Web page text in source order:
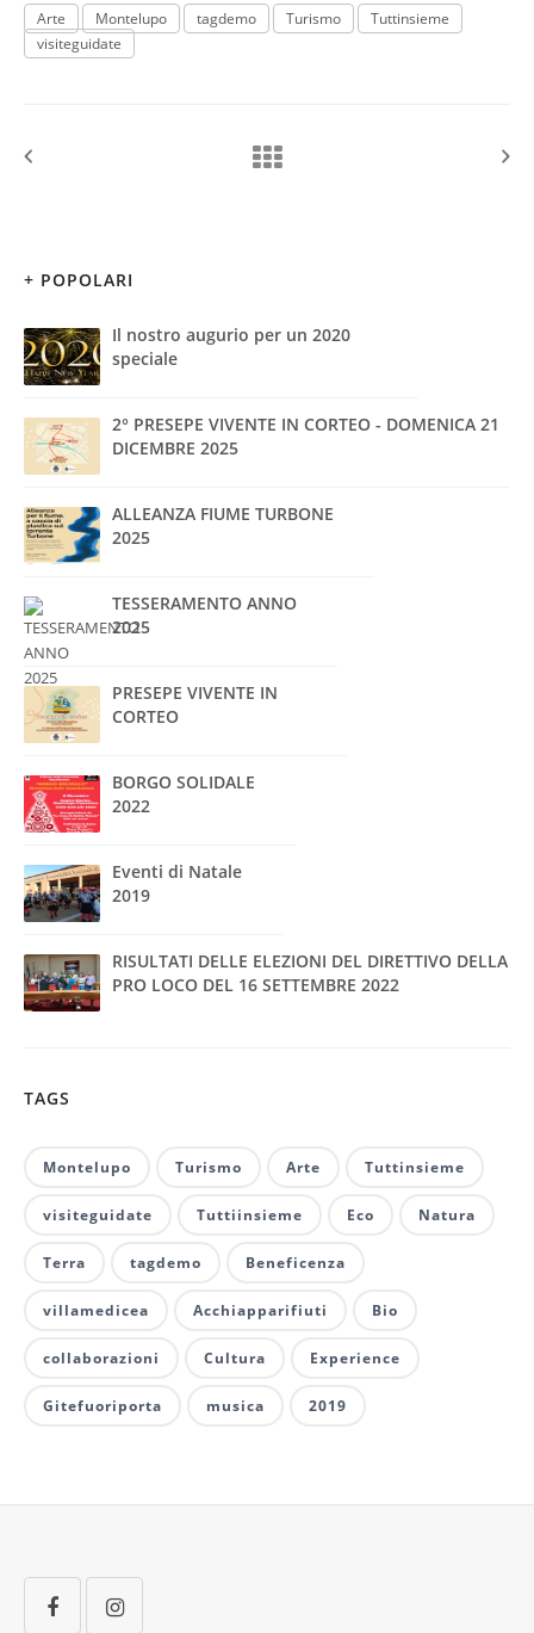
Arte Montelupo tagdemo Turismo
Tuttinsieme
visiteguidate
+ POPOLARI
Il nostro augurio per un 2020
speciale
2° PRESEPE VIVENTE IN CORTEO - DOMENICA 21
DICEMBRE 2025
ALLEANZA FIUME TURBONE
2025
TESSERAMENTO ANNO
2025
PRESEPE VIVENTE IN
CORTEO
BORGO SOLIDALE
2022
Eventi di Natale
2019
RISULTATI DELLE ELEZIONI DEL DIRETTIVO DELLA
PRO LOCO DEL 16 SETTEMBRE 2022
TAGS
Montelupo Turismo Arte Tuttinsieme
visiteguidate Tuttiinsieme Eco Natura
Terra tagdemo Beneficenza
villamedicea Acchiapparifiuti Bio
collaborazioni Cultura Experience
Gitefuoriporta musica 2019